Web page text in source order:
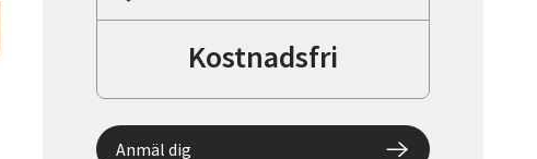
Kostnadsfri
Anmäl dig